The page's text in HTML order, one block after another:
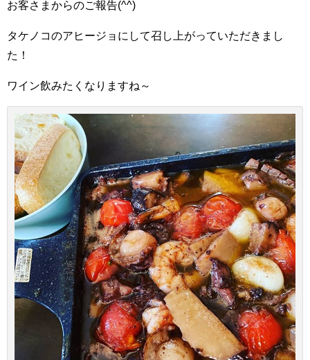
お客さまからのご報告️(^^)
タケノコのアヒージョにして召し上がっていただきまし
た！
ワイン飲みたくなりますね～